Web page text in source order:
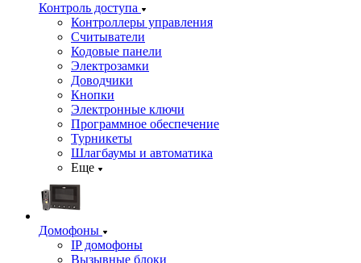
Контроль доступа
Контроллеры управления
Считыватели
Кодовые панели
Электрозамки
Доводчики
Кнопки
Электронные ключи
Программное обеспечение
Турникеты
Шлагбаумы и автоматика
Еще
Домофоны
IP домофоны
Вызывные блоки